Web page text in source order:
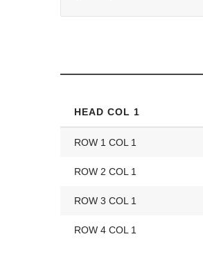
HEAD COL 1
ROW 1 COL 1
ROW 2 COL 1
ROW 3 COL 1
ROW 4 COL 1